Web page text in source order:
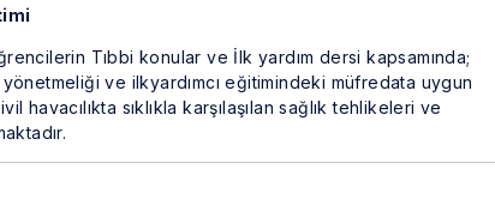
Tıbbi konular ve İlk yardım dersi kapsamında;
yönetmeliği ve ilkyardımcı eğitimindeki müfredata uygun
sıklıkla karşılaşılan sağlık tehlikeleri ve